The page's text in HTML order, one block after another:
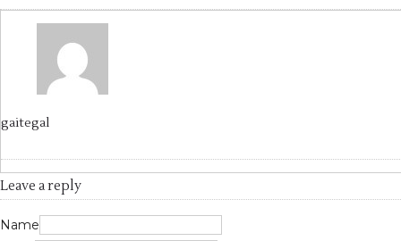
gaitegal
Leave a reply
Name